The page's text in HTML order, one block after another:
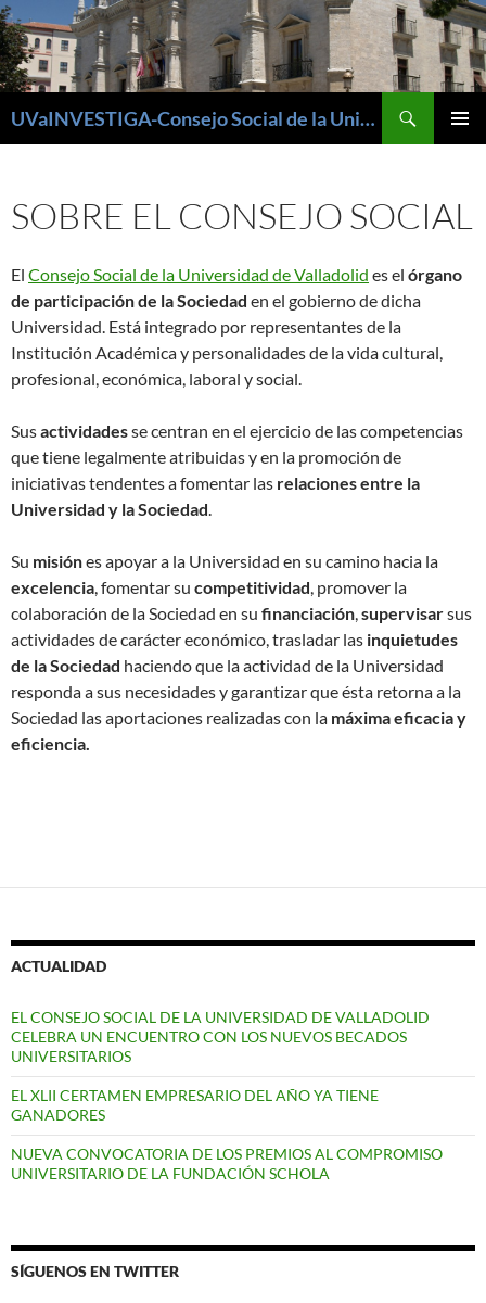
UVaINVESTIGA-Consejo Social de la Universidad de Valladolid
SOBRE EL CONSEJO SOCIAL
El Consejo Social de la Universidad de Valladolid es el órgano
de participación de la Sociedad en el gobierno de dicha
Universidad. Está integrado por representantes de la
Institución Académica y personalidades de la vida cultural,
profesional, económica, laboral y social.
Susactividadesse centran en el ejercicio de las competencias
que tiene legalmente atribuidas y en la promoción de
iniciativas tendentes a fomentar las relaciones entre la
Universidad y la Sociedad.
Su misiónes apoyar a la Universidad en su camino hacia la
excelencia, fomentar su competitividad, promover la
colaboración de la Sociedad en su financiación,supervisarsus
actividades de carácter económico, trasladar las inquietudes
de la Sociedad haciendo que la actividad de la Universidad
responda a sus necesidades y garantizar que ésta retorna a la
Sociedad las aportaciones realizadas con la máxima eficacia y
eficiencia.
ACTUALIDAD
EL CONSEJO SOCIAL DE LA UNIVERSIDAD DE VALLADOLID
CELEBRA UN ENCUENTRO CON LOS NUEVOS BECADOS
UNIVERSITARIOS
EL XLII CERTAMEN EMPRESARIO DEL AÑO YA TIENE
GANADORES
NUEVA CONVOCATORIA DE LOS PREMIOS AL COMPROMISO
UNIVERSITARIO DE LA FUNDACIÓN SCHOLA
SÍGUENOS EN TWITTER